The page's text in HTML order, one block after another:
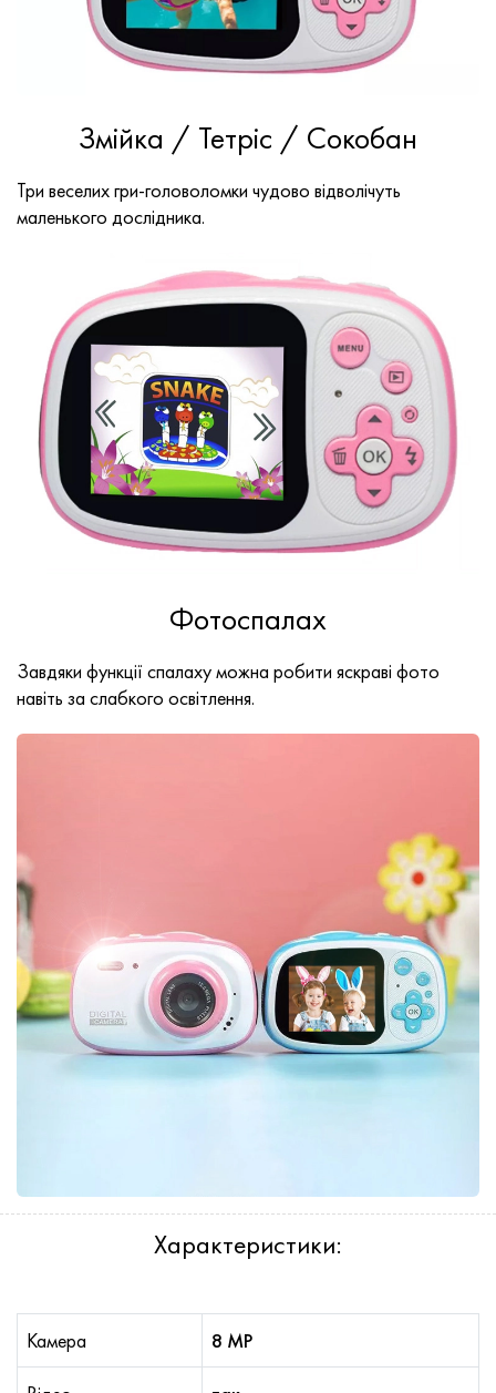
Змійка / Тетріс / Сокобан
Три веселих гри-головоломки чудово відволічуть
маленького дослідника.
Фотоспалах
Завдяки функції спалаху можна робити яскраві фото
навіть за слабкого освітлення.
Характеристики:
Камера 8 MP